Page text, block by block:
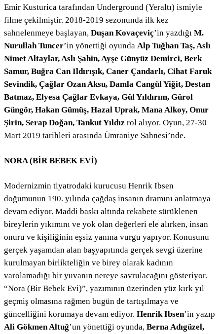
Emir Kusturica tarafından Underground (Yeraltı) ismiyle
filme çekilmiştir. 2018-2019 sezonunda ilk kez
sahnelenmeye başlayan, Duşan Kovaçeviç’in yazdığı M.
Nurullah Tuncer’in yönettiği oyunda Alp Tuğhan Taş, Aslı
Nimet Altaylar, Aslı Şahin, Ayşe Günyüz Demirci, Berk
Samur, Buğra Can Ildırışık, Caner Çandarlı, Cihat Faruk
Sevindik, Çağlar Ozan Aksu, Damla Cangül Yiğit, Destan
Batmaz, Elyesa Çağlar Evkaya, Gül Yıldırım, Gürol
Güngör, Hakan Gümüş, Hazal Uprak, Mana Alkoy, Onur
Şirin, Serap Doğan, Tankut Yıldız rol alıyor. Oyun, 27-30
Mart 2019 tarihleri arasında Ümraniye Sahnesi’nde.
NORA (BİR BEBEK EVİ)
Modernizmin tiyatrodaki kurucusu Henrik Ibsen
doğumunun 190. yılında çağdaş insanın dramını anlatmaya
devam ediyor. Maddi baskı altında rekabete sürüklenen
bireylerin yıkımını ve yok olan değerleri ele alırken, insan
onuru ve kişiliğinin eşsiz yanına vurgu yapıyor. Konusunu
gerçek yaşamdan alan başyapıtında gerçek sevgi üzerine
kurulmayan birlikteliğin ve birey olarak kadının
varolamadığı bir yuvanın nereye savrulacağını gösteriyor.
“Nora (Bir Bebek Evi)”, yazımının üzerinden yüz kırk yıl
geçmiş olmasına rağmen bugün de tartışılmaya ve
güncelliğini korumaya devam ediyor. Henrik Ibsen’in yazıp
Ali Gökmen Altuğ’un yönettiği oyunda, Berna Adıgüzel,